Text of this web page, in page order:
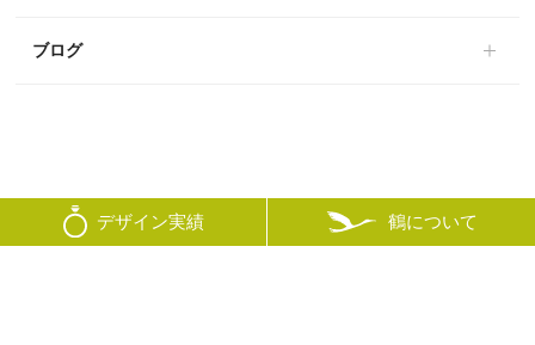
デザイン実績 鶴について
ブログ